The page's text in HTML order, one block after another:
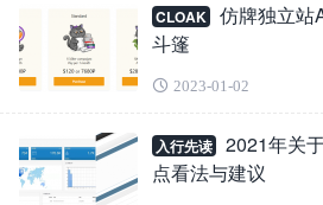
CLOAK
仿牌独立站
斗篷
2023-01-02
入行先读
2021年关
点看法与建议